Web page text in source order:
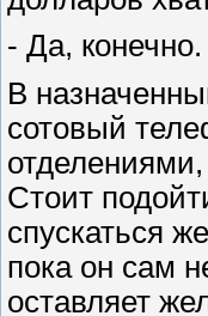
- Да,
В
сотовый
Стоит
спускаться
пока он сам
оставляет